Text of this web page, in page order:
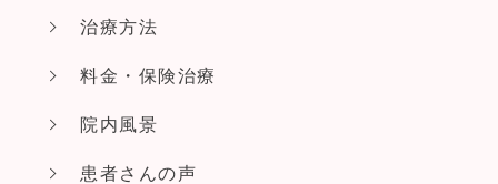
治療方法
料金・保険治療
院内風景
患者さんの声